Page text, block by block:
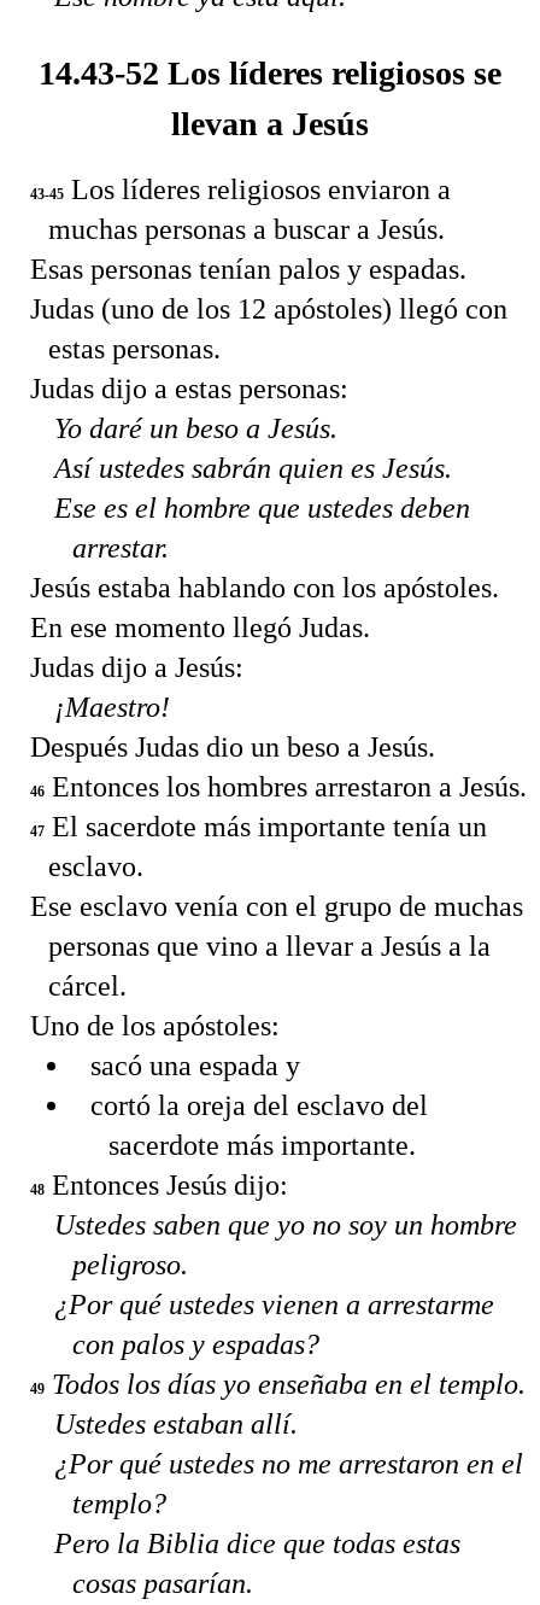
14.43-52 Los líderes religiosos se
llevan a Jesús
43-45 Los líderes religiosos enviaron a
muchas personas a buscar a Jesús.
Esas personas tenían palos y espadas.
Judas (uno de los 12 apóstoles) llegó con
estas personas.
Judas dijo a estas personas:
Yo daré un beso a Jesús.
Así ustedes sabrán quien es Jesús.
Ese es el hombre que ustedes deben
arrestar.
Jesús estaba hablando con los apóstoles.
En ese momento llegó Judas.
Judas dijo a Jesús:
¡Maestro!
Después Judas dio un beso a Jesús.
46 Entonces los hombres arrestaron a Jesús.
47 El sacerdote más importante tenía un
esclavo.
Ese esclavo venía con el grupo de muchas
personas que vino a llevar a Jesús a la
cárcel.
Uno de los apóstoles:
sacó una espada y
cortó la oreja del esclavo del
sacerdote más importante.
48 Entonces Jesús dijo:
Ustedes saben que yo no soy un hombre
peligroso.
¿Por qué ustedes vienen a arrestarme
con palos y espadas?
49 Todos los días yo enseñaba en el templo.
Ustedes estaban allí.
¿Por qué ustedes no me arrestaron en el
templo?
Pero la Biblia dice que todas estas
cosas pasarían.